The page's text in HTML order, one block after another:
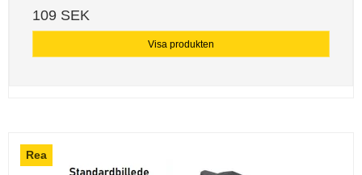
109 SEK
Visa produkten
Rea